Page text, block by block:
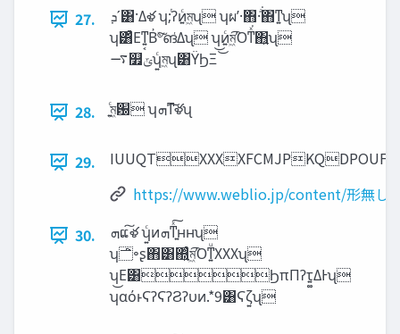
27.
‫ʹܕ‬͸·Δళ ʮ;ͭʔͷ͍ͨম͖ʯ ʮผʹ͏·͘΋·ͣ͘΋ͳ͍ʯ
ʮ͸ͣΕͳ͍͔Β҆৺ͯ͠ങ͑Δʯ ʮ͜͜ͷ͍ͨম͖͡Όͳͯ͘΋͍͍ʯ
࠷௿‫ݶ‬ʮ͍ͨম͖ʯ͸ΫϦΞ
28. ͍ͨম͖԰ ʮ‫͠ͳܗ‬ళʯ
29.
https://www.weblio.jp/content/形無し
30.
‫ܗ‬ແ͠ళ ʮ͍ͨͷ‫͍ͳͯ͠ܗ‬ʜʜʯ
ʮ࢐৽ʂ΋͸΍͍ͨম͖͡Όͳ͍ͧXXXʯ
ʮ͜Ε͸ϦπΠʔτ͍͚ΔͰʯ
ʮαόͱϚʔϚʔϨʔυͷ.*9͸Ϛζ͍ʯ